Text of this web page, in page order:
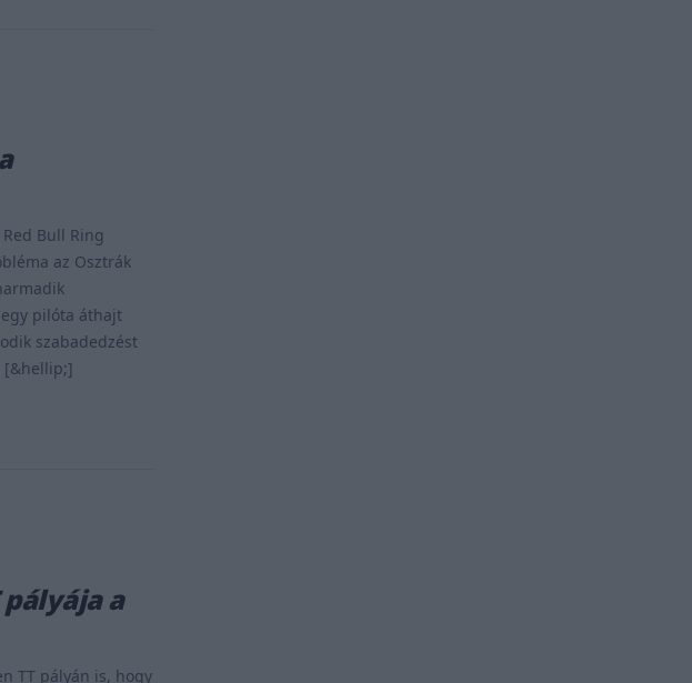
Bull Ring
az Osztrák
pilóta áthajt
szabadedzést
[&hellip;]
pályája a
TT pályán is, hogy